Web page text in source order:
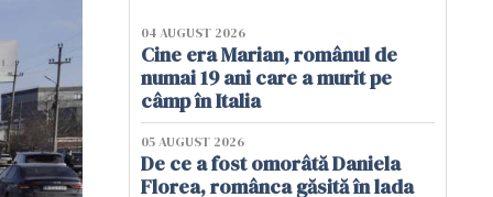
04 AUGUST 2026
Cine era Marian, românul de
numai 19 ani care a murit pe
câmp în Italia
05 AUGUST 2026
De ce a fost omorâtă Daniela
Florea, românca găsită în lada